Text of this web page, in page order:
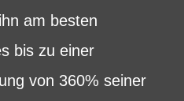
am besten
bis zu einer
von 360% seiner